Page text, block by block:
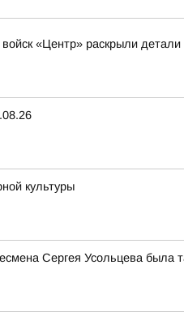
«Центр» раскрыли
культуры
Сергея Усольцева была